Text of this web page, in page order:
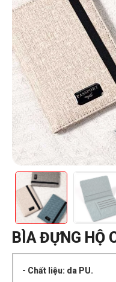
BÌA ĐỰNG HỘ
- Chất liệu: da PU.